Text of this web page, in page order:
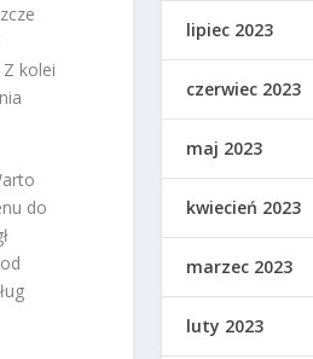
kolei
do
lipiec 2023
czerwiec 2023
maj 2023
kwiecień 2023
marzec 2023
luty 2023